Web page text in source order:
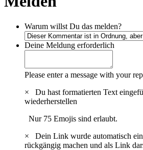
Warum willst Du das melden?
Deine Meldung erforderlich
Please enter a message with your
×
Du hast formatierten Text
wiederherstellen
Nur 75 Emojis sind erlaubt.
×
Dein Link wurde automatisch
rückgängig machen und als Link